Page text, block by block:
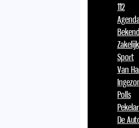
112
Zakelijk
Sport
Van
Polls
De